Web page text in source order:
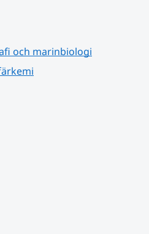
och marinbiologi